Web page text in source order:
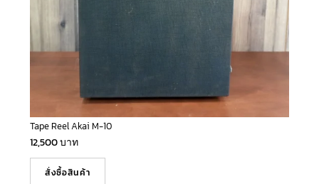
Tape Reel Akai M-10
12,500บาท
สั่งซื้อสินค้า